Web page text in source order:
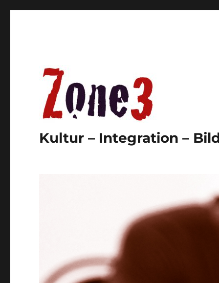
Kultur – Integration –